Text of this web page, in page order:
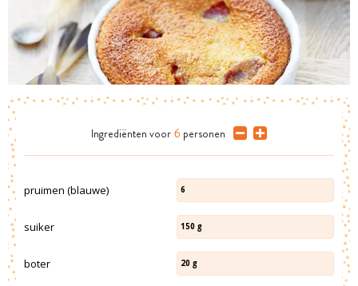
Ingrediënten voor 6 personen
pruimen (blauwe) 6
suiker 150 g
boter 20 g